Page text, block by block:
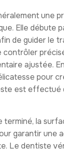
une
Elle débute
de guider le
ajustée.
pour
est effectué
terminé, la
garantir une
Le dentiste